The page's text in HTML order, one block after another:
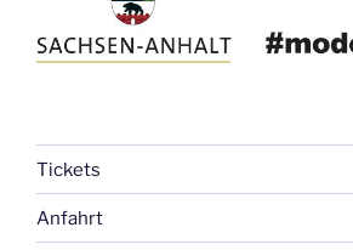
Tickets
Anfahrt